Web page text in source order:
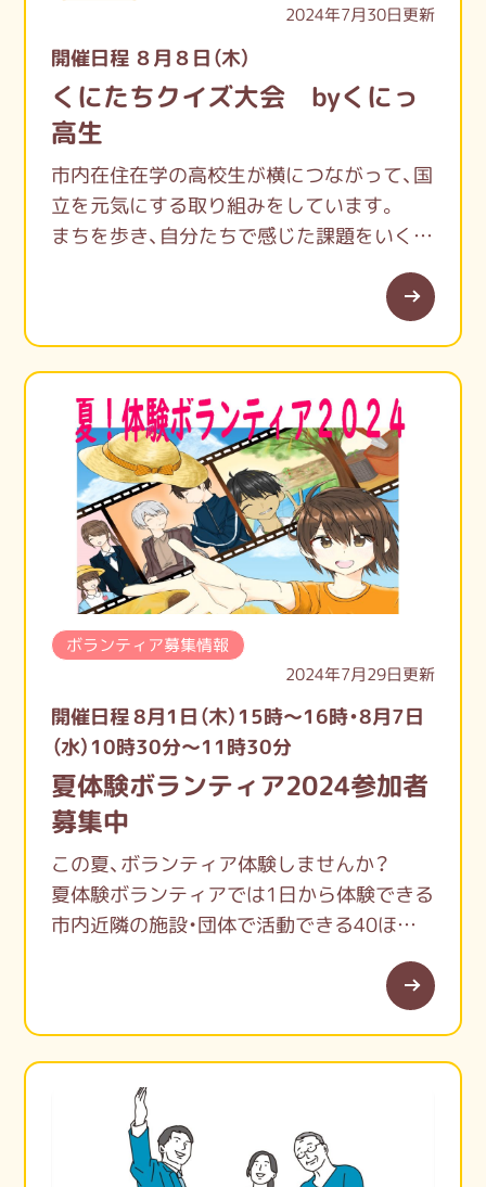
8/25(日)1030-1200
@くにたち公民館（中集会室）
参加費200円
■『ちょっくら話そう』
8/28(水)1000-1300
＠こども未来探求学習
※こども未来探求学習共同開催（参加費はこ
お申し込み、お問い合わせは、
くにｃｏｍｍ公式LINEのともだち追加後、
申し込みフォームよりお申し込みくださ
い！！
2024年7月30日更新
開催日程 ８月８日（木）
くにたちクイズ大会 byくにっ
高生
市内在住在学の高校生が横につながって、国
立を元気にする取り組みをしています。
まちを歩き、自分たちで感じた課題をいくつ
今回は地域の方や子どもたちに矢川の自然
の大切さや矢川に関心を持ってもらうクイ
ズ大会を企画しました。
ズ大会へ遊びに来てくださいね！
ボランティア募集情報
2024年7月29日更新
開催日程 8月1日（木）15時～16時・8月7日
（水）10時30分～11時30分
夏体験ボランティア2024参加者
募集中
この夏、ボランティア体験しませんか？
夏体験ボランティアでは1日から体験できる
市内近隣の施設・団体で活動できる40ほど
内容も高齢者・障がい者・保育園・学童・ゴミ
まずはボランティアセンターのオリエンテ
（日程の合わない場合は個別にご相談受付
お申込お待ちしています。